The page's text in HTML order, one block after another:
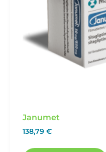
Janumet
138,79 €